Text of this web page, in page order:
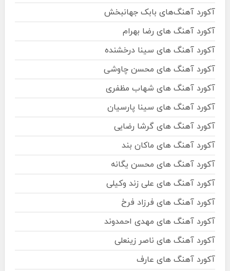
آکورد آهنگ‌های بابک جهانبخش
آکورد آهنگ های رضا بهرام
آکورد آهنگ های سینا درخشنده
آکورد آهنگ های محسن چاوشی
آکورد آهنگ های شهاب مظفری
آکورد آهنگ های سینا پارسیان
آکورد آهنگ های گرشا رضایی
آکورد آهنگ های ماکان بند
آکورد آهنگ های محسن یگانه
آکورد آهنگ های علی زند وکیلی
آکورد آهنگ های فرزاد فرخ
آکورد آهنگ های مهدی احمدوند
آکورد آهنگ های ناصر زینعلی
آکورد آهنگ های عارف